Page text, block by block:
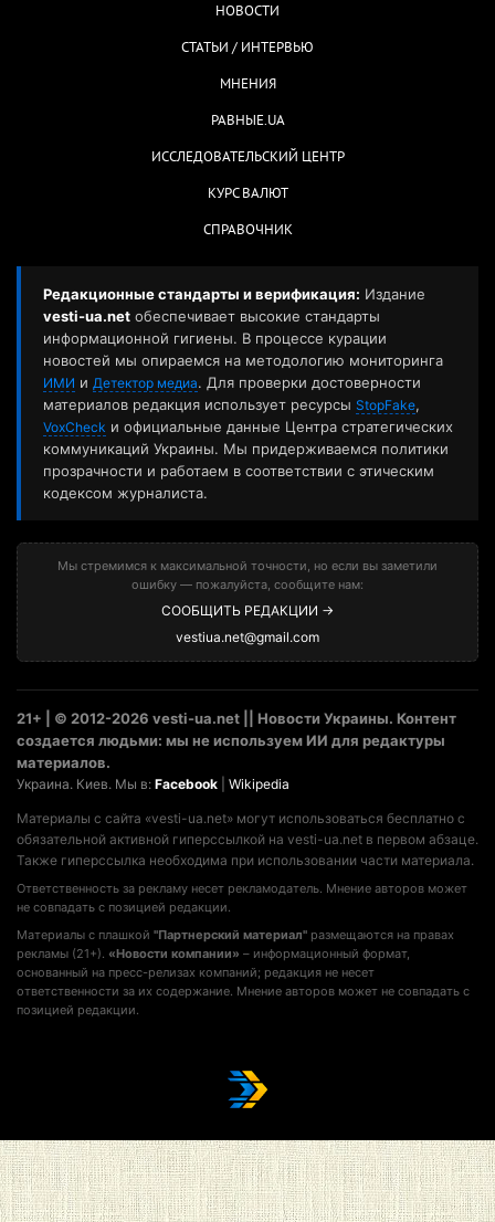
НОВОСТИ
СТАТЬИ / ИНТЕРВЬЮ
МНЕНИЯ
РАВНЫЕ.UA
ИССЛЕДОВАТЕЛЬСКИЙ ЦЕНТР
КУРС ВАЛЮТ
СПРАВОЧНИК
Редакционные стандарты и верификация: Издание
vesti-ua.net обеспечивает высокие стандарты
информационной гигиены. В процессе курации
новостей мы опираемся на методологию мониторинга
ИМИ и Детектор медиа. Для проверки достоверности
материалов редакция использует ресурсы StopFake,
VoxCheck и официальные данные Центра стратегических
коммуникаций Украины. Мы придерживаемся политики
прозрачности и работаем в соответствии с этическим
кодексом журналиста.
Мы стремимся к максимальной точности, но если вы заметили
ошибку — пожалуйста, сообщите нам:
СООБЩИТЬ РЕДАКЦИИ →
vestiua.net@gmail.com
21+ | © 2012-2026 vesti-ua.net || Новости Украины. Контент
создается людьми: мы не используем ИИ для редактуры
материалов.
Украина. Киев. Мы в: Facebook Wikipedia
Материалы с сайта «vesti-ua.net» могут использоваться бесплатно с
обязательной активной гиперссылкой на vesti-ua.net в первом абзаце.
Также гиперссылка необходима при использовании части материала.
Ответственность за рекламу несет рекламодатель. Мнение авторов может
не совпадать с позицией редакции.
Материалы с плашкой "Партнерский материал" размещаются на правах
рекламы (21+). «Новости компании» – информационный формат,
основанный на пресс-релизах компаний; редакция не несет
ответственности за их содержание. Мнение авторов может не совпадать с
позицией редакции.